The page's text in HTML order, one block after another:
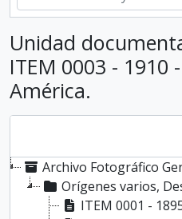
Unidad
ITEM 0003 - 1910
América.
Archivo Fotográfico
Orígenes varios,
ITEM 0001 - 1895 -